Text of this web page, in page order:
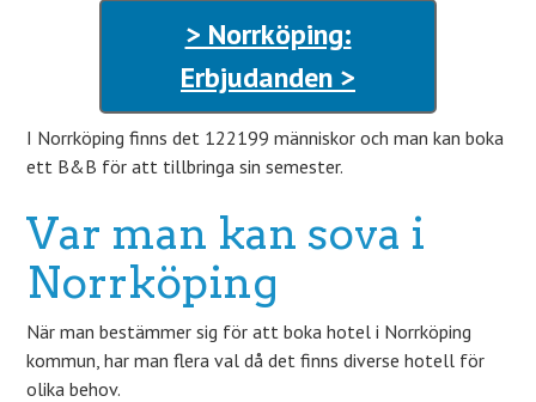
> Norrköping:
Erbjudanden >
I Norrköping finns det 122199 människor och man kan boka
ett B&B för att tillbringa sin semester.
Var man kan sova i
Norrköping
När man bestämmer sig för att boka hotel i Norrköping
kommun, har man flera val då det finns diverse hotell för
olika behov.